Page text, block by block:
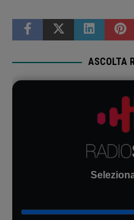
ASCOLTA